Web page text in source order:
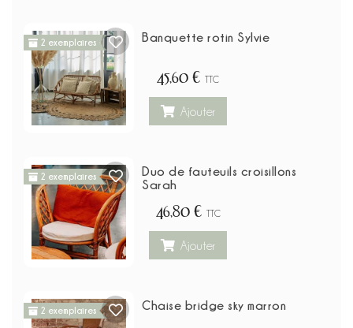
2 exemplaires Banquette rotin Sylvie
45,60 € TTC
Ajouter
2 exemplaires
Duo de fauteuils croisillons
Sarah
46,80 € TTC
Ajouter
2 exemplaires Chaise bridge sky marron